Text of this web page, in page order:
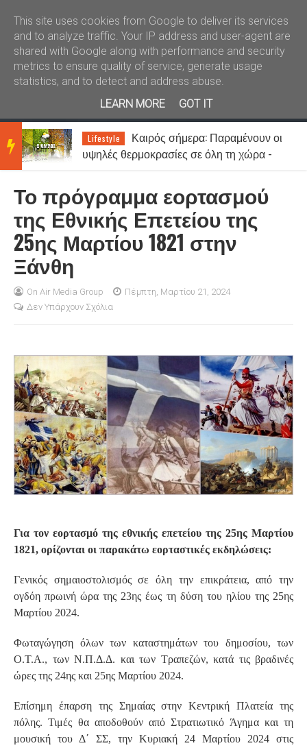
Καλώς ήλθατε Kral News
BRE
AKIN
NEW
Lifestyle
Καιρός σήμερα: Παραμένουν οι
υψηλές θερμοκρασίες σε όλη τη χώρα -
Το πρόγραμμα εορτασμού
της Εθνικής Επετείου της
25ης Μαρτίου 1821 στην
Ξάνθη
On Air Media Group
Πέμπτη, Μαρτίου 21, 2024
Δεν Υπάρχουν Σχόλια
Για τον εορτασμό της εθνικής επετείου της 25ης Μαρτίου
1821, ορίζονται οι παρακάτω εορταστικές εκδηλώσεις:
Γενικός σημαιοστολισμός σε όλη την επικράτεια, από την
ογδόη πρωινή ώρα της 23ης έως τη δύση του ηλίου της 25ης
Μαρτίου 2024.
Φωταγώγηση όλων των καταστημάτων του δημοσίου, των
Ο.Τ.Α., των Ν.Π.Δ.Δ. και των Τραπεζών, κατά τις βραδινές
ώρες της 24ης και 25ης Μαρτίου 2024.
Επίσημη έπαρση της Σημαίας στην Κεντρική Πλατεία της
πόλης. Τιμές θα αποδοθούν από Στρατιωτικό Άγημα και τη
μουσική του Δ΄ ΣΣ, την Κυριακή 24 Μαρτίου 2024 στις
This site uses cookies from Google to deliver its services
and to analyze traffic. Your IP address and user-agent are
shared with Google along with performance and security
metrics to ensure quality of service, generate usage
statistics, and to detect and address abuse.
LEARN MORE
GOT IT